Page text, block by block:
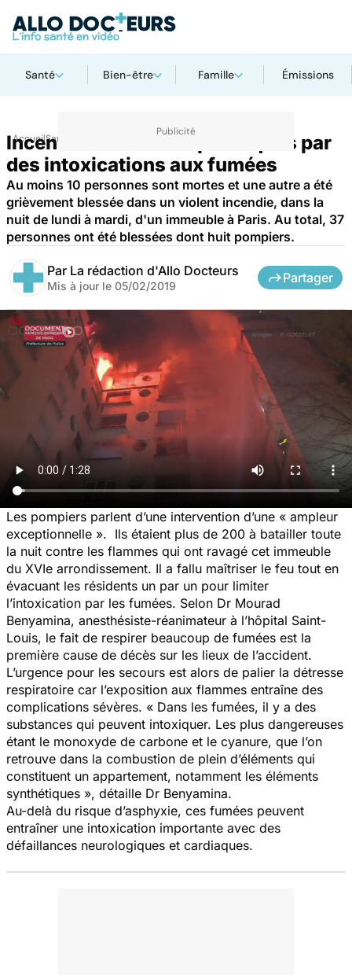
Santé Bien-être Famille Émissions
AccueilSanté
Incendie : des décès provoqués par
des intoxications aux fumées
Au moins 10 personnes sont mortes et une autre a été
grièvement blessée dans un violent incendie, dans la
nuit de lundi à mardi, d'un immeuble à Paris. Au total, 37
personnes ont été blessées dont huit pompiers.
Par La rédaction d'Allo Docteurs
Mis à jour le 05/02/2019
Partager
Les pompiers parlent d’une intervention d’une « ampleur
exceptionnelle ». Ils étaient plus de 200 à batailler toute
la nuit contre les flammes qui ont ravagé cet immeuble
du XVIe arrondissement. Il a fallu maîtriser le feu tout en
évacuant les résidents un par un pour limiter
l’intoxication par les fumées. Selon Dr Mourad
Benyamina, anesthésiste-réanimateur à l’hôpital Saint-
Louis, le fait de respirer beaucoup de fumées est la
première cause de décès sur les lieux de l’accident.
L’urgence pour les secours est alors de palier la détresse
respiratoire car l’exposition aux flammes entraîne des
complications sévères. « Dans les fumées, il y a des
substances qui peuvent intoxiquer. Les plus dangereuses
étant le monoxyde de carbone et le cyanure, que l’on
retrouve dans la combustion de plein d’éléments qui
constituent un appartement, notamment les éléments
synthétiques », détaille Dr Benyamina.
Au-delà du risque d’asphyxie, ces fumées peuvent
entraîner une intoxication importante avec des
défaillances neurologiques et cardiaques.